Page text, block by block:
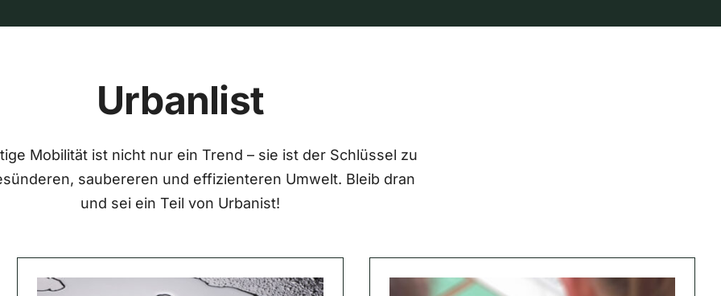
Urbanlist
Mobilität ist nicht nur ein Trend – sie ist der Schlüssel zu
saubereren und effizienteren Umwelt. Bleib dran
und sei ein Teil von Urbanist!